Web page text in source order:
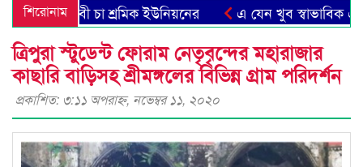
শিরোনামদাবী চা শ্রমিক ইউনিয়নের এ যেন খুব স্বাভাবিক এক
ত্রিপুরা স্টুডেন্ট ফোরাম নেতৃবৃন্দের মহারাজার
কাছারি বাড়িসহ শ্রীমঙ্গলের বিভিন্ন গ্রাম পরিদর্শন
প্রকাশিত: ৩:১১ অপরাহ্ণ, নভেম্বর ১১, ২০২০